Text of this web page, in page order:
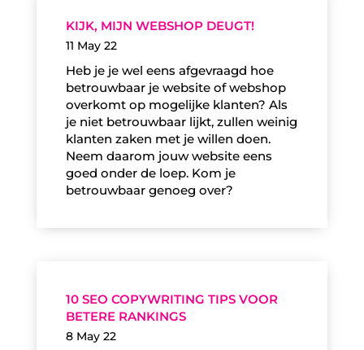
KIJK, MIJN WEBSHOP DEUGT!
11 May 22
Heb je je wel eens afgevraagd hoe
betrouwbaar je website of webshop
overkomt op mogelijke klanten? Als
je niet betrouwbaar lijkt, zullen weinig
klanten zaken met je willen doen.
Neem daarom jouw website eens
goed onder de loep. Kom je
betrouwbaar genoeg over?
10 SEO COPYWRITING TIPS VOOR
BETERE RANKINGS
8 May 22